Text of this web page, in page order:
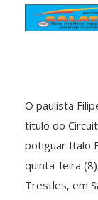
O paulista
título do
potiguar Italo
quinta-feira
Trestles, em